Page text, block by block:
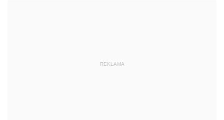
REKLAMA